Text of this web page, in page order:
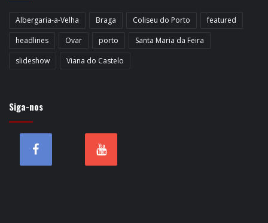
Albergaria-a-Velha Braga Coliseu do Porto
featured
headlines
Ovar porto
Santa Maria da Feira
slideshow
Viana do Castelo
Siga-nos